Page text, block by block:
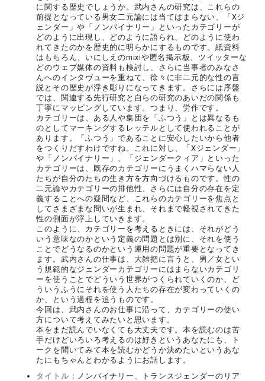
に関する歴史でしょうか。武内さんの研究は、これらの
前提となっている男女二元論には当てはまらない、「Xジ
ェンダー」や「ノンバイナリー」といったカテゴリーが
どのように出現し、どのように語られ、どのように使わ
れてきたのかを歴史的に明らかにするものです。紙資料
はもちろん、いにしえのmixiや匿名掲示板、ツイッターな
どのウェブ媒体の資料も検討し、さらに当事者のみなさ
んへのインタヴューを重ねて、徐々に非二元的な性の言
説とその歴史が浮き彫りになってきます。さらには序盤
では、関連する先行研究と自らの研究のあいだの関係も
丁寧にマッピングしています。つまり、労作です。
カテゴリーは、ある人や集団を「ふつう」とは異なるも
のとしてマーキングするレッテルとして使われることが
あります。「ふつう」であることに安心したいから他者
をつくりだすわけですね。これに対し、「Xジェンダー」
や「ノンバイナリー」、「ジェンダークィア」といった
カテゴリーは、既存のカテゴリーにうまくハマらない人
たちが自分のたちの生き方を方向づけるものです。性の
二元論やカテゴリーの排他性、さらには自分の存在を定
義することへの疑問など、これらのカテゴリーを焦点と
してさまざまな問いが生まれ、それまで軽視されてきた
性の側面が浮上していきます。
このように、カテゴリーを考えるときには、それがどう
いう意味なのかという定義の問題とは別に、それを使う
ことでどうなるのかという運用の問題が重要となってき
ます。武内さんの仕事は、大雑把に言うと、男／女とい
う規範的なジェンダーカテゴリーにはまらないカテゴリ
ーを使うことでどういう世界がつくられていくのか、ど
ういうふうにそれを使う人たちの存在が変わっていくの
か、という過程を追うものです。
今回は、武内さんのお仕事に沿って、カテゴリーの使い
方について考えてみたいと思います。
本をまだ読んでいなくても大丈夫です。本を読むのは苦
手だけどいろいろ考えるのは好きというあなたにも、ト
ークを聞いてみて本を読むかどうか決めたいというあな
たにもちゃんとわかるようにお話します。
タイトル： ノンバイナリー、トランスジェンダーのリア